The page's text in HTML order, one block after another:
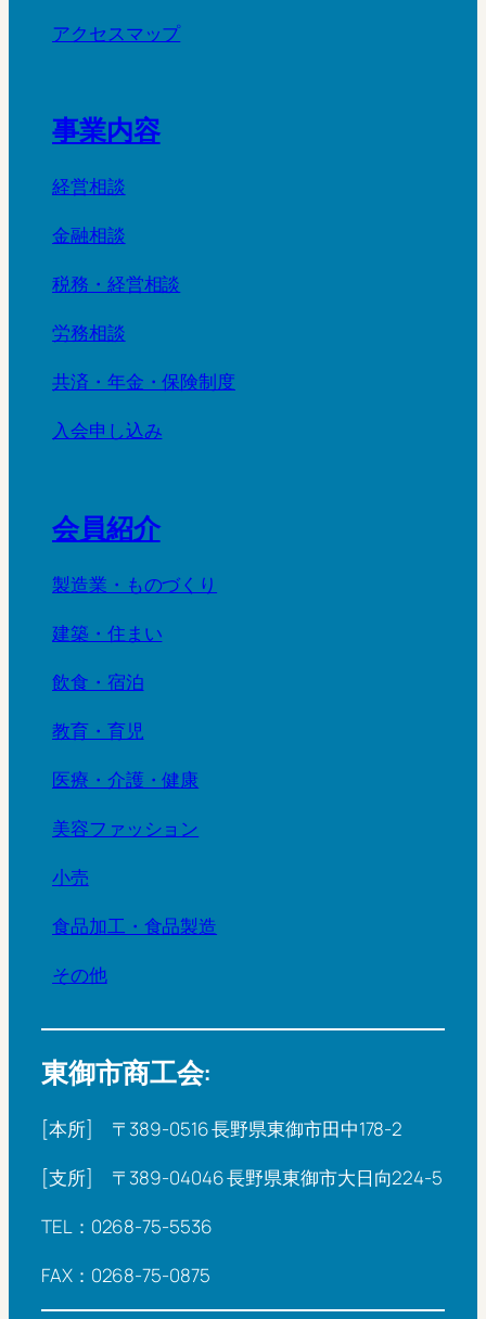
アクセスマップ
事業内容
経営相談
金融相談
税務・経営相談
労務相談
共済・年金・保険制度
入会申し込み
会員紹介
製造業・ものづくり
建築・住まい
飲食・宿泊
教育・育児
医療・介護・健康
美容ファッション
小売
食品加工・食品製造
その他
東御市商工会:
[本所] 〒389-0516 長野県東御市田中178-2
[支所] 〒389-04046 長野県東御市大日向224-5
TEL：0268-75-5536
FAX：0268-75-0875